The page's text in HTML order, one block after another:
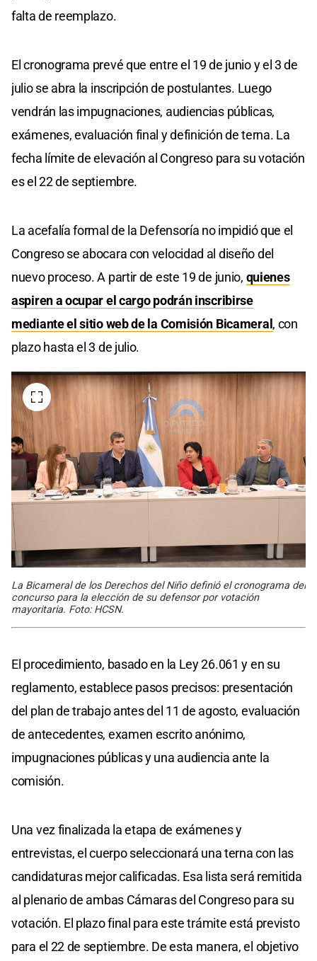
falta de reemplazo.
El cronograma prevé que entre el 19 de junio y el 3 de
julio se abra la inscripción de postulantes. Luego
vendrán las impugnaciones, audiencias públicas,
exámenes, evaluación final y definición de terna. La
fecha límite de elevación al Congreso para su votación
es el 22 de septiembre.
La acefalía formal de la Defensoría no impidió que el
Congreso se abocara con velocidad al diseño del
nuevo proceso. A partir de este 19 de junio, quienes
aspiren a ocupar el cargo podrán inscribirse
mediante el sitio web de la Comisión Bicameral, con
plazo hasta el 3 de julio.
La Bicameral de los Derechos del Niño definió el cronograma del
concurso para la elección de su defensor por votación
mayoritaria. Foto: HCSN.
El procedimiento, basado en la Ley 26.061 y en su
reglamento, establece pasos precisos: presentación
del plan de trabajo antes del 11 de agosto, evaluación
de antecedentes, examen escrito anónimo,
impugnaciones públicas y una audiencia ante la
comisión.
Una vez finalizada la etapa de exámenes y
entrevistas, el cuerpo seleccionará una terna con las
candidaturas mejor calificadas. Esa lista será remitida
al plenario de ambas Cámaras del Congreso para su
votación. El plazo final para este trámite está previsto
para el 22 de septiembre. De esta manera, el objetivo